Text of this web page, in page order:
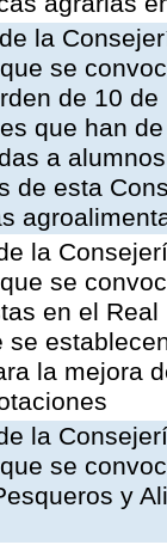
la
se
de 10
que han
a
de esta
la
se
en el
se
la mejora
la
se
y